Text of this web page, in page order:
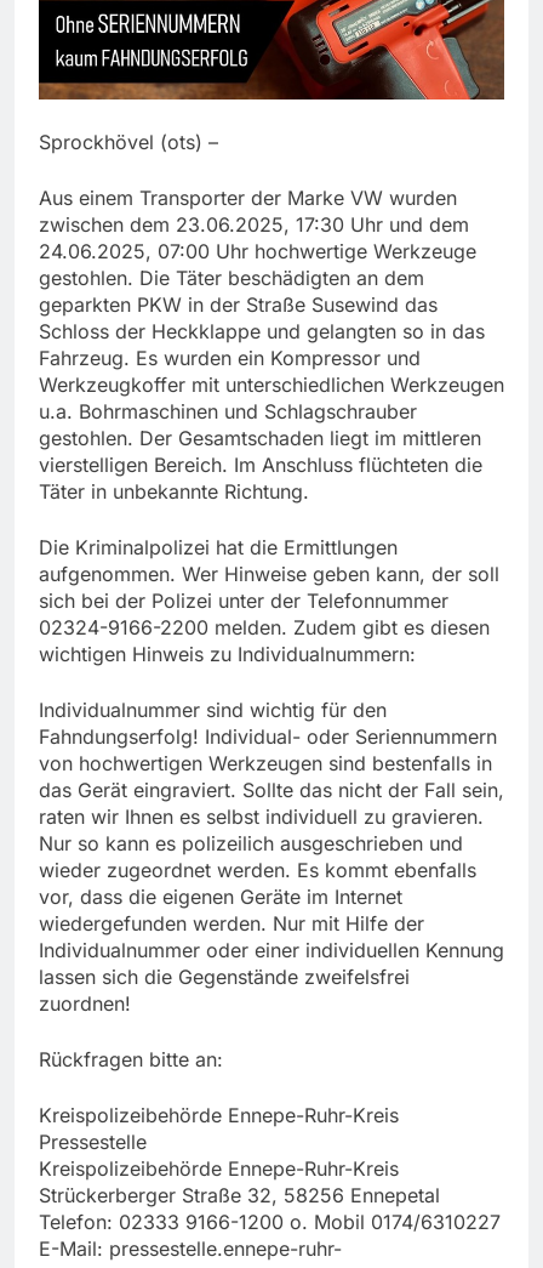
Sprockhövel (ots) –
Aus einem Transporter der Marke VW wurden
zwischen dem 23.06.2025, 17:30 Uhr und dem
24.06.2025, 07:00 Uhr hochwertige Werkzeuge
gestohlen. Die Täter beschädigten an dem
geparkten PKW in der Straße Susewind das
Schloss der Heckklappe und gelangten so in das
Fahrzeug. Es wurden ein Kompressor und
Werkzeugkoffer mit unterschiedlichen Werkzeugen
u.a. Bohrmaschinen und Schlagschrauber
gestohlen. Der Gesamtschaden liegt im mittleren
vierstelligen Bereich. Im Anschluss flüchteten die
Täter in unbekannte Richtung.
Die Kriminalpolizei hat die Ermittlungen
aufgenommen. Wer Hinweise geben kann, der soll
sich bei der Polizei unter der Telefonnummer
02324-9166-2200 melden. Zudem gibt es diesen
wichtigen Hinweis zu Individualnummern:
Individualnummer sind wichtig für den
Fahndungserfolg! Individual- oder Seriennummern
von hochwertigen Werkzeugen sind bestenfalls in
das Gerät eingraviert. Sollte das nicht der Fall sein,
raten wir Ihnen es selbst individuell zu gravieren.
Nur so kann es polizeilich ausgeschrieben und
wieder zugeordnet werden. Es kommt ebenfalls
vor, dass die eigenen Geräte im Internet
wiedergefunden werden. Nur mit Hilfe der
Individualnummer oder einer individuellen Kennung
lassen sich die Gegenstände zweifelsfrei
zuordnen!
Rückfragen bitte an:
Kreispolizeibehörde Ennepe-Ruhr-Kreis
Pressestelle
Kreispolizeibehörde Ennepe-Ruhr-Kreis
Strückerberger Straße 32, 58256 Ennepetal
Telefon: 02333 9166-1200 o. Mobil 0174/6310227
E-Mail: pressestelle.ennepe-ruhr-